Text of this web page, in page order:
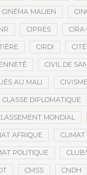
CINÉMA MALIEN
CIPRES CIRA
CIRDI
CIVIL DE SAN
AU MALI CIVISME
CLASSE DIPLOMATIQUE
MONDIAL
AFRIQUE CLIMAT
POLITIQUE
CMSS CNDH